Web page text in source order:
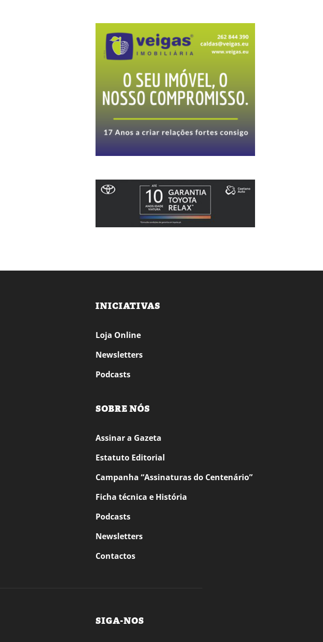
INICIATIVAS
Loja Online
Newsletters
Podcasts
SOBRE NÓS
Assinar a Gazeta
Estatuto Editorial
Campanha “Assinaturas do Centenário”
Ficha técnica e História
Podcasts
Newsletters
Contactos
SIGA-NOS